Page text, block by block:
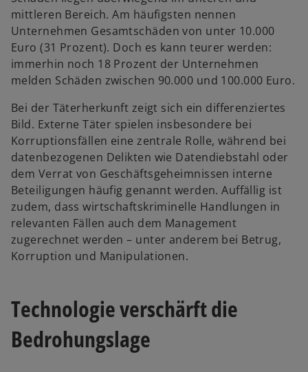
mittleren Bereich. Am häufigsten nennen
Unternehmen Gesamtschäden von unter 10.000
Euro (31 Prozent). Doch es kann teurer werden:
immerhin noch 18 Prozent der Unternehmen
melden Schäden zwischen 90.000 und 100.000 Euro.
Bei der Täterherkunft zeigt sich ein differenziertes
Bild. Externe Täter spielen insbesondere bei
Korruptionsfällen eine zentrale Rolle, während bei
datenbezogenen Delikten wie Datendiebstahl oder
dem Verrat von Geschäftsgeheimnissen interne
Beteiligungen häufig genannt werden. Auffällig ist
zudem, dass wirtschaftskriminelle Handlungen in
relevanten Fällen auch dem Management
zugerechnet werden – unter anderem bei Betrug,
Korruption und Manipulationen.
Technologie verschärft die
Bedrohungslage